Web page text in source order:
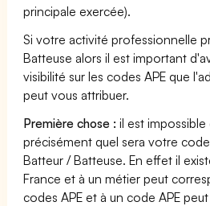
principale exercée).
Si votre activité professionnelle
Batteuse alors il est important
visibilité sur les codes APE que
peut vous attribuer.
Première chose : il est
précisément quel sera votre
Batteur / Batteuse. En effet il
France et à un métier peut
codes APE et à un code APE